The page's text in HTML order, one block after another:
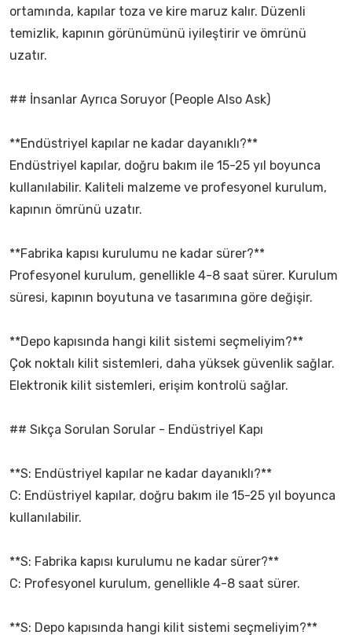
ortamında, kapılar toza ve kire maruz kalır. Düzenli
temizlik, kapının görünümünü iyileştirir ve ömrünü
uzatır.
## İnsanlar Ayrıca Soruyor (People Also Ask)
**Endüstriyel kapılar ne kadar dayanıklı?**
Endüstriyel kapılar, doğru bakım ile 15-25 yıl boyunca
kullanılabilir. Kaliteli malzeme ve profesyonel kurulum,
kapının ömrünü uzatır.
**Fabrika kapısı kurulumu ne kadar sürer?**
Profesyonel kurulum, genellikle 4-8 saat sürer. Kurulum
süresi, kapının boyutuna ve tasarımına göre değişir.
**Depo kapısında hangi kilit sistemi seçmeliyim?**
Çok noktalı kilit sistemleri, daha yüksek güvenlik sağlar.
Elektronik kilit sistemleri, erişim kontrolü sağlar.
## Sıkça Sorulan Sorular - Endüstriyel Kapı
**S: Endüstriyel kapılar ne kadar dayanıklı?**
C: Endüstriyel kapılar, doğru bakım ile 15-25 yıl boyunca
kullanılabilir.
**S: Fabrika kapısı kurulumu ne kadar sürer?**
C: Profesyonel kurulum, genellikle 4-8 saat sürer.
**S: Depo kapısında hangi kilit sistemi seçmeliyim?**